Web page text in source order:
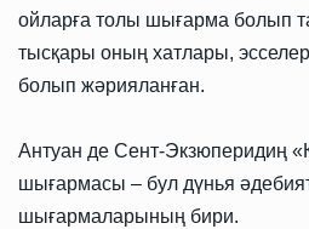
ойларға толы шығарма болып
тысқары оның хатлары,
болып жәрияланған.
Антуан де Сент-Экзюперидиң
шығармасы – бул дүнья
шығармаларының бири.